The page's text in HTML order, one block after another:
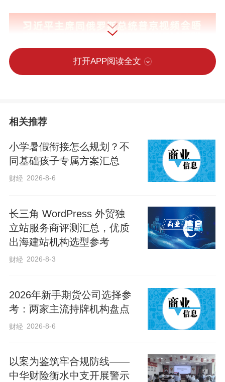
打开APP阅读全文
相关推荐
小学暑假衔接怎么规划？不
同基础孩子专属方案汇总
财经 2026-8-6
长三角 WordPress 外贸独
立站服务商评测汇总，优质
出海建站机构选型参考
财经 2026-8-3
2026年新手期货公司选择参
考：两家主流持牌机构盘点
财经 2026-8-6
以案为鉴筑牢合规防线——
中华财险衡水中支开展警示